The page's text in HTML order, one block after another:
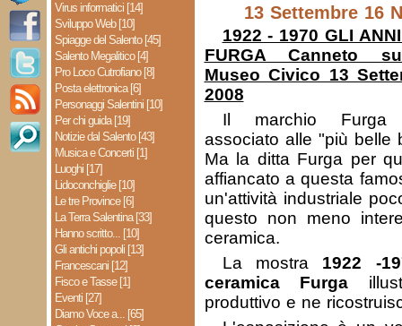
Virus informatici [14]
Sviluppo Web [10]
Spiagge del Salento [45]
Salento Megalitico [4]
Pro Loco Cutrofiano [8]
Posta elettronica [6]
Personaggi Salentini [10]
Per chi guida [19]
Notizie dal Salento [43]
Musica e Concerti [1]
Luoghi [17]
Lidoconchiglie [10]
Le tre Province [6]
La Terra Salentina [33]
Hanno scritto... [10]
Gli antichi popoli [13]
Francescani [12]
Fisco e Tasse [1]
Eventi [27]
Diamo Voce a... [65]
13 Settembre 16
1922 - 1970 GLI
FURGA Canneto
Museo Civico 13
2008
Il marchio Furga
associato alle "più belle
Ma la ditta Furga per
affiancato a questa
un'attività industriale
questo non meno
ceramica.
La mostra 1922 -
ceramica Furga
produttivo e ne